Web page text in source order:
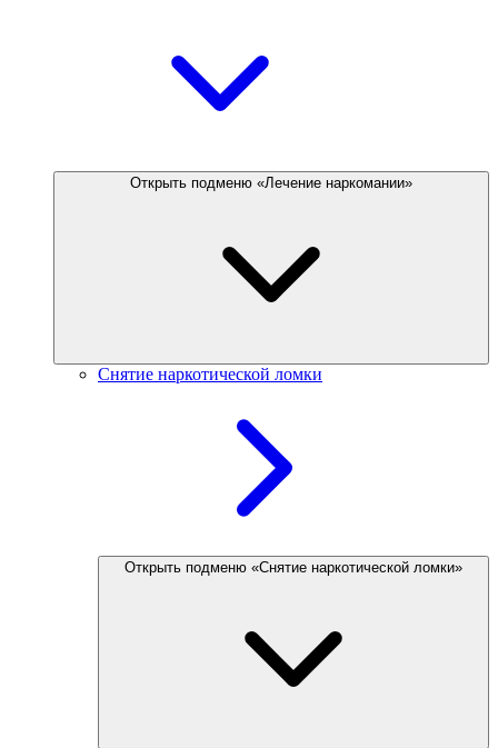
Открыть подменю «Лечение наркомании»
Снятие наркотической ломки
Открыть подменю «Снятие наркотической ломки»